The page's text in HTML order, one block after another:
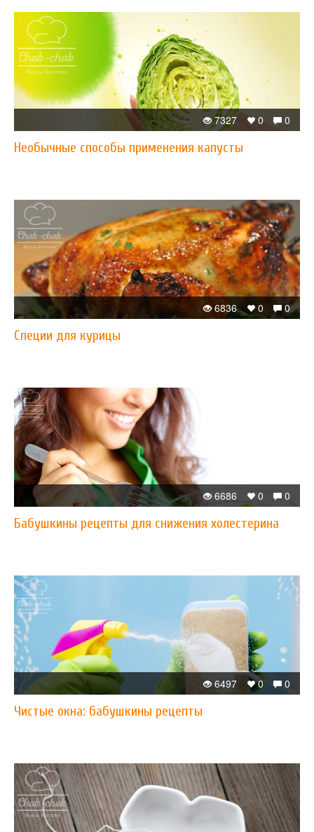
0
0
7327
Необычные способы применения капусты
0
0
6836
Специи для курицы
0
0
6686
Бабушкины рецепты для снижения холестерина
0
0
6497
Чистые окна: бабушкины рецепты